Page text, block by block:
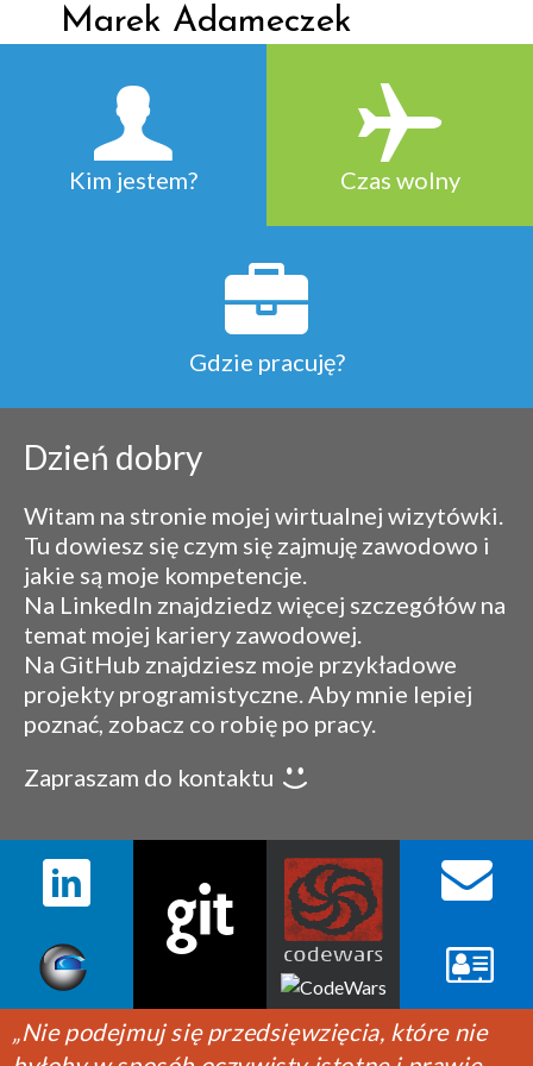
Marek Adameczek
Kim jestem? Czas wolny
Gdzie pracuję?
Dzień dobry
Witam na stronie mojej wirtualnej wizytówki.
Tu dowiesz się czym się zajmuję zawodowo i
jakie są moje kompetencje.
Na LinkedIn znajdziedz więcej szczegółów na
temat mojej kariery zawodowej.
Na GitHub znajdziesz moje przykładowe
projekty programistyczne. Aby mnie lepiej
poznać, zobacz co robię po pracy.
Zapraszam do kontaktu
„Nie podejmuj się przedsięwzięcia, które nie